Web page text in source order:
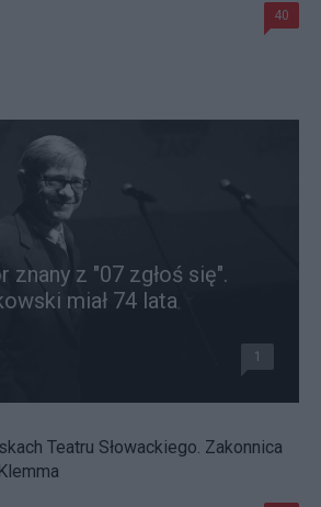
40
znany z "07 zgłoś się".
miał 74 lata
1
Teatru Słowackiego. Zakonnica